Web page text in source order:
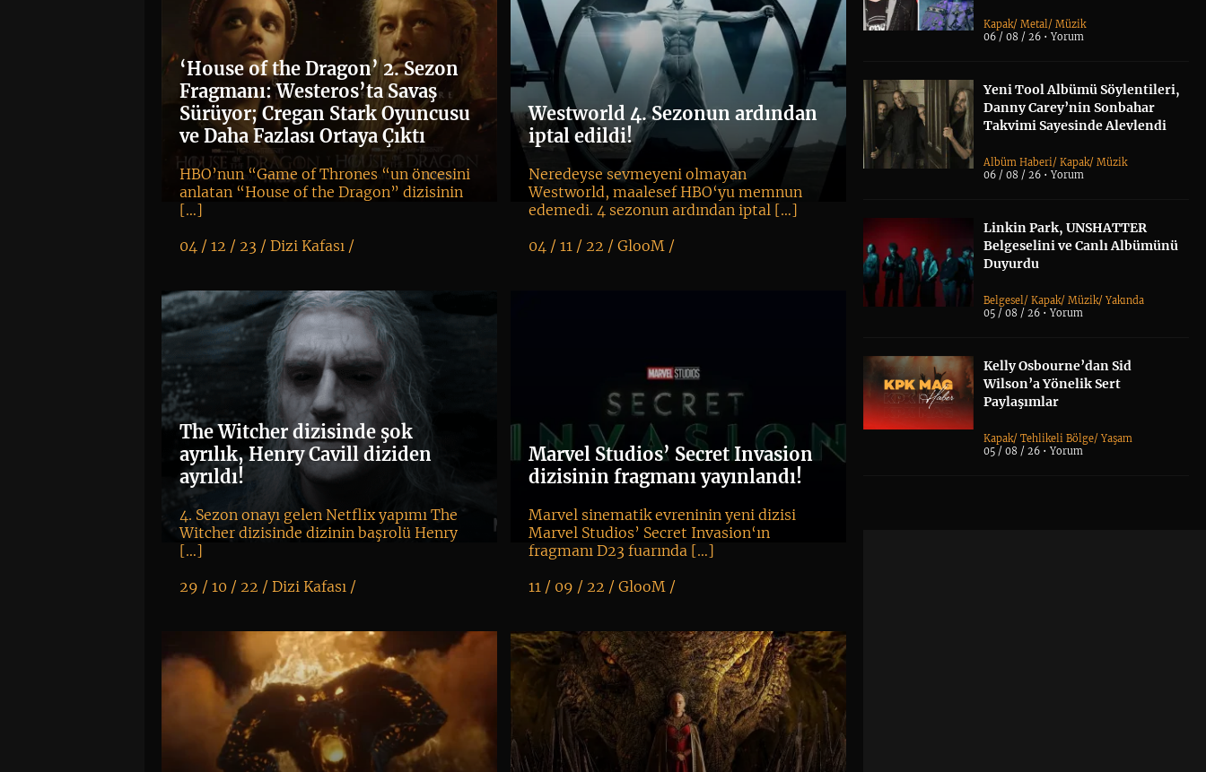
‘House of the Dragon’ 2. Sezon
Fragmanı: Westeros’ta Savaş
Sürüyor; Cregan Stark Oyuncusu
ve Daha Fazlası Ortaya Çıktı
HBO’nun “Game of Thrones “un öncesini
anlatan “House of the Dragon” dizisinin
[…]
04 / 12 / 23 /Dizi Kafası /
Westworld 4. Sezonun ardından
iptal edildi!
Neredeyse sevmeyeni olmayan
Westworld, maalesef HBO‘yu memnun
edemedi. 4 sezonun ardından iptal […]
04 / 11 / 22 /GlooM /
The Witcher dizisinde şok
ayrılık, Henry Cavill diziden
ayrıldı!
4. Sezon onayı gelen Netflix yapımı The
Witcher dizisinde dizinin başrolü Henry
[…]
29 / 10 / 22 /Dizi Kafası /
Marvel Studios’ Secret Invasion
dizisinin fragmanı yayınlandı!
Marvel sinematik evreninin yeni dizisi
Marvel Studios’ Secret Invasion‘ın
fragmanı D23 fuarında […]
11 / 09 / 22 /GlooM /
Kapak/Metal/Müzik
06 / 08 / 26 •Yorum
Yeni Tool Albümü Söylentileri,
Danny Carey’nin Sonbahar
Takvimi Sayesinde Alevlendi
Albüm Haberi/Kapak/Müzik
06 / 08 / 26 •Yorum
Linkin Park, UNSHATTER
Belgeselini ve Canlı Albümünü
Duyurdu
Belgesel/Kapak/Müzik/Yakında
05 / 08 / 26 •Yorum
Kelly Osbourne’dan Sid
Wilson’a Yönelik Sert
Paylaşımlar
Kapak/Tehlikeli Bölge/Yaşam
05 / 08 / 26 •Yorum